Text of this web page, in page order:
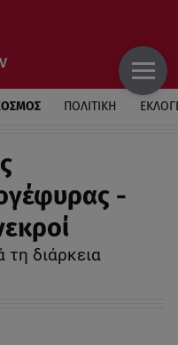
ΠΟΛΙΤΙΚΗ
-
διάρκεια